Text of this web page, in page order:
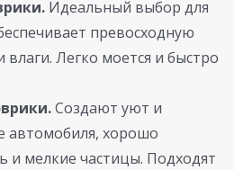
Идеальный выбор для
превосходную
влаги. Легко моется и быстро
Создают уют и
автомобиля, хорошо
и мелкие частицы. Подходят